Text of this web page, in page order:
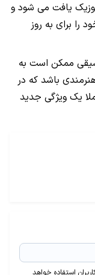
یافت می شود و
را برای به روز
ممکن است به
باشد که در
یک ویژگی جدید
استفاده خواهد